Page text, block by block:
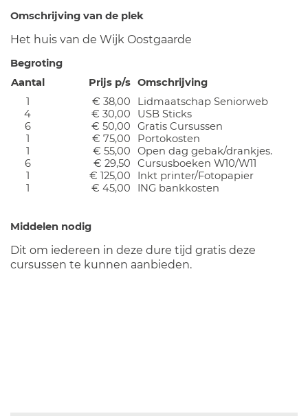
Omschrijving van de plek
Het huis van de Wijk Oostgaarde
Begroting
Aantal
Prijs p/s Omschrijving
1
€ 38,00
Lidmaatschap Seniorweb
4
€ 30,00
USB Sticks
6
€ 50,00
Gratis Cursussen
1
€ 75,00
Portokosten
1
€ 55,00
Open dag gebak/drankjes.
6
€ 29,50
Cursusboeken W10/W11
1
€ 125,00
Inkt printer/Fotopapier
1
€ 45,00 ING bankkosten
Middelen nodig
Dit om iedereen in deze dure tijd gratis deze
cursussen te kunnen aanbieden.